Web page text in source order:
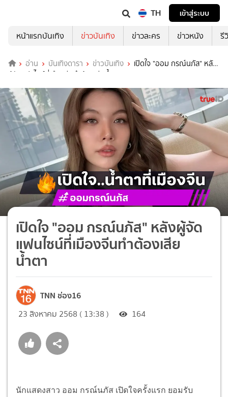
TH
เข้าสู่ระบบ
หน้าแรกบันเทิง
ข่าวบันเทิง ข่าวละคร ข่าวหนัง รี
อ่าน บันเทิงดารา ข่าวบันเทิง
เปิดใจ "ออม กรณ์นภัส" หลัง
ผู้จัดแฟนไซน์ที่เมืองจีนทำต้องเสียน้ำตา
เปิดใจ "ออม กรณ์นภัส" หลังผู้จัด
แฟนไซน์ที่เมืองจีนทำต้องเสีย
น้ำตา
TNN ช่อง16
23 สิงหาคม 2568 ( 13:38 ) 164
นักแสดงสาว ออม กรณ์นภัส เปิดใจครั้งแรก ยอมรับ